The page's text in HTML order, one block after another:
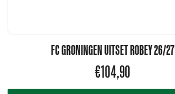
FC GRONINGEN UITSET ROBEY 26/27
€104,90